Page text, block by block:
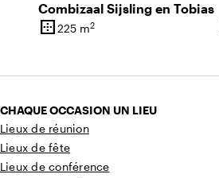
Combizaal Sijsling en Tobias
border_outer
Superficie
225 m2
CHAQUE OCCASION UN LIEU
Lieux de réunion
Lieux de fête
Lieux de conférence